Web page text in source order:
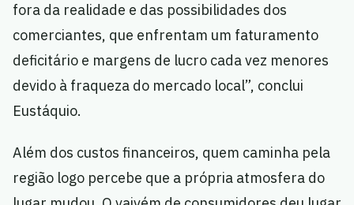
fora da realidade e das possibilidades dos
comerciantes, que enfrentam um faturamento
deficitário e margens de lucro cada vez menores
devido à fraqueza do mercado local”, conclui
Eustáquio.
Além dos custos financeiros, quem caminha pela
região logo percebe que a própria atmosfera do